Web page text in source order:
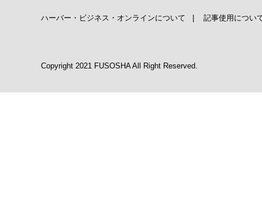
ハーバー・ビジネス・オンラインについて 記事使用につい
Copyright 2021 FUSOSHA All Right Reserved.